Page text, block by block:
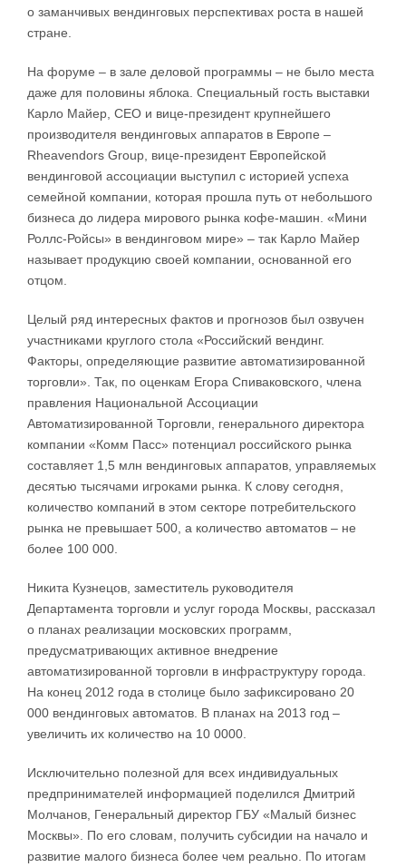
о заманчивых вендинговых перспективах роста в нашей
стране.
На форуме – в зале деловой программы – не было места
даже для половины яблока. Специальный гость выставки
Карло Майер, CEO и вице-президент крупнейшего
производителя вендинговых аппаратов в Европе –
Rheavendors Group, вице-президент Европейской
вендинговой ассоциации выступил с историей успеха
семейной компании, которая прошла путь от небольшого
бизнеса до лидера мирового рынка кофе-машин. «Мини
Роллс-Ройсы» в вендинговом мире» – так Карло Майер
называет продукцию своей компании, основанной его
отцом.
Целый ряд интересных фактов и прогнозов был озвучен
участниками круглого стола «Российский вендинг.
Факторы, определяющие развитие автоматизированной
торговли». Так, по оценкам Егора Спиваковского, члена
правления Национальной Ассоциации
Автоматизированной Торговли, генерального директора
компании «Комм Пасс» потенциал российского рынка
составляет 1,5 млн вендинговых аппаратов, управляемых
десятью тысячами игроками рынка. К слову сегодня,
количество компаний в этом секторе потребительского
рынка не превышает 500, а количество автоматов – не
более 100 000.
Никита Кузнецов, заместитель руководителя
Департамента торговли и услуг города Москвы, рассказал
о планах реализации московских программ,
предусматривающих активное внедрение
автоматизированной торговли в инфраструктуру города.
На конец 2012 года в столице было зафиксировано 20
000 вендинговых автоматов. В планах на 2013 год –
увеличить их количество на 10 0000.
Исключительно полезной для всех индивидуальных
предпринимателей информацией поделился Дмитрий
Молчанов, Генеральный директор ГБУ «Малый бизнес
Москвы». По его словам, получить субсидии на начало и
развитие малого бизнеса более чем реально. По итогам